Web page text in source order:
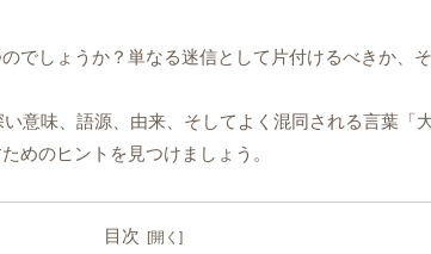
でしょうか？単なる迷信として片付けるべきか、
意味、語源、由来、そしてよく混同される言葉
めのヒントを見つけましょう。
目次